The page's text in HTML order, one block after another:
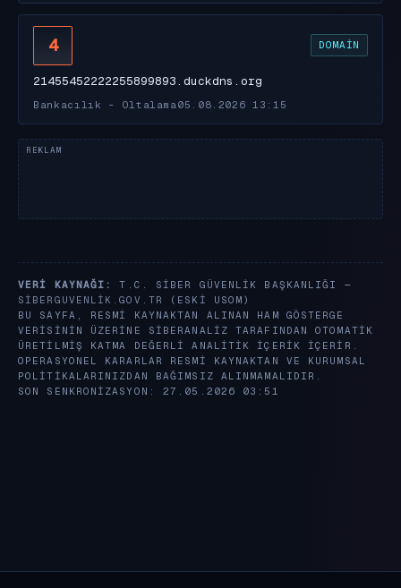
4 DOMAIN
21455452222255899893.duckdns.org
Bankacılık - Oltalama 05.08.2026 13:15
VERI KAYNAĞI:
T.C. SIBER GÜVENLIK BAŞKANLIĞI —
SIBERGUVENLIK.GOV.TR
(ESKI USOM)
BU SAYFA, RESMI KAYNAKTAN ALINAN HAM GÖSTERGE
VERISININ ÜZERINE SIBERANALIZ TARAFINDAN OTOMATIK
ÜRETILMIŞ KATMA DEĞERLI ANALITIK IÇERIK IÇERIR.
OPERASYONEL KARARLAR RESMI KAYNAKTAN VE KURUMSAL
POLITIKALARINIZDAN BAĞIMSIZ ALINMAMALIDIR.
SON SENKRONIZASYON: 27.05.2026 03:51